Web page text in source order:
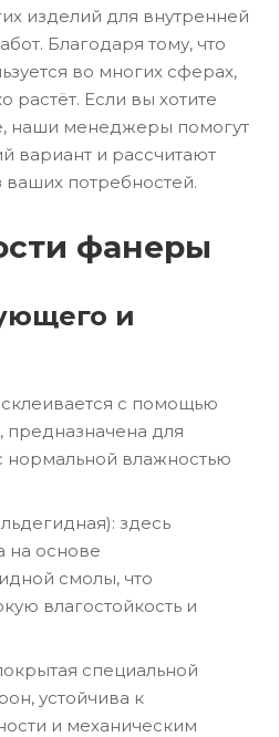
изделий для внутренней
Благодаря тому, что
во многих сферах,
растёт. Если вы хотите
наши менеджеры помогут
вариант и рассчитают
ваших потребностей.
фанеры
и
с помощью
для
нормальной влажностью
здесь
на основе
смолы, что
влагостойкость и
специальной
устойчива к
и механическим